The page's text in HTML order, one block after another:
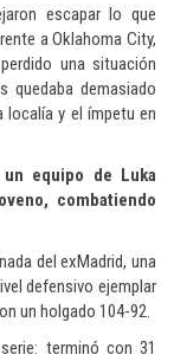
escapar lo que
a Oklahoma City,
una situación
quedaba demasiado
localía y el ímpetu en
equipo de Luka
combatiendo
del exMadrid, una
defensivo ejemplar
un holgado 104-92.
terminó con 31